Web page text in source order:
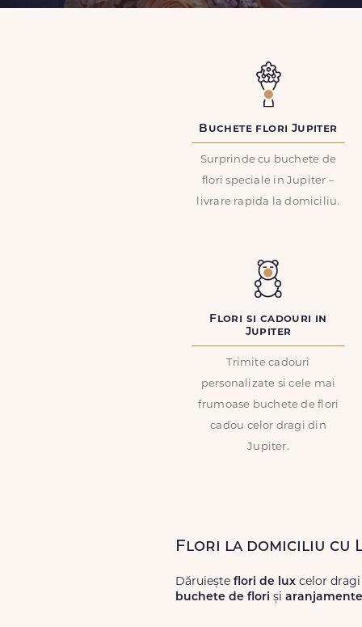
Buchete flori Jupiter
Surprinde cu buchete de
flori speciale in Jupiter –
livrare rapida la domiciliu.
Flori si cadouri in
Jupiter
Trimite cadouri
personalizate si cele mai
frumoase buchete de flori
cadou celor dragi din
Jupiter.
Flori la domiciliu cu
Dăruiește flori de lux celor
buchete de flori și